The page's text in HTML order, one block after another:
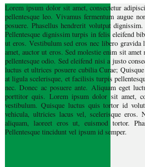
Lorem ipsum dolor sit amet, consectetur
pellentesque leo. Vivamus fermentum augue
posuere. Phasellus hendrerit volutpat
Pellentesque dignissim turpis in felis eleifend
ut eros. Vestibulum sed eros nec libero
amet, auctor ut eros. Sed molestie enim sit
pellentesque odio. Sed eleifend nisi a justo
luctus et ultrices posuere cubilia Curae;
at ligula scelerisque, et facilisis turpis
nec. Donec ac posuere ante. Aliquam eget
porttitor quis. Lorem ipsum dolor sit amet,
vestibulum. Quisque luctus quis tortor id
vehicula, ultricies lacus vel, scelerisque eros.
aliquam, laoreet eros ut, euismod tortor.
Pellentesque tincidunt vel ipsum id semper.